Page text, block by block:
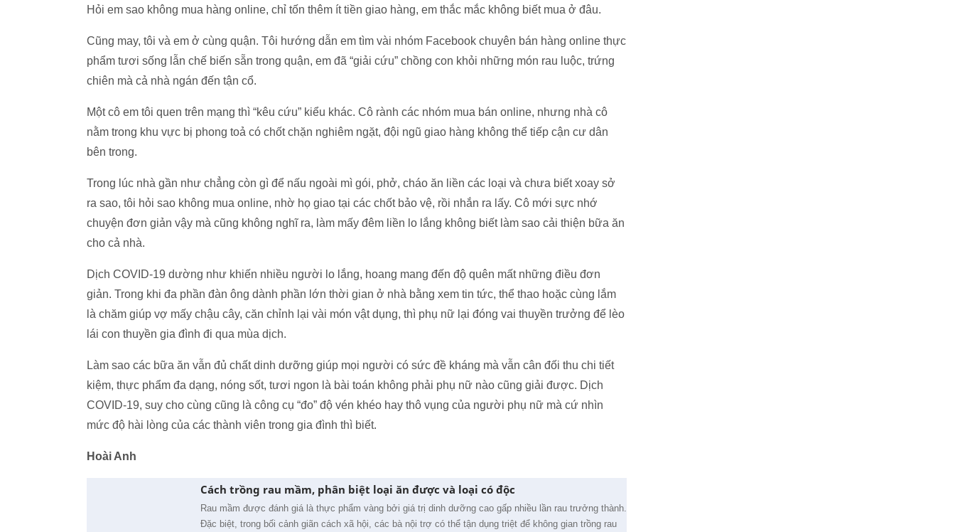
Hỏi em sao không mua hàng online, chỉ tốn thêm ít tiền giao hàng, em thắc mắc không biết mua ở đâu.
Cũng may, tôi và em ở cùng quận. Tôi hướng dẫn em tìm vài nhóm Facebook chuyên bán hàng online thực
phẩm tươi sống lẫn chế biến sẵn trong quận, em đã “giải cứu” chồng con khỏi những món rau luộc, trứng
chiên mà cả nhà ngán đến tận cổ.
Một cô em tôi quen trên mạng thì “kêu cứu” kiểu khác. Cô rành các nhóm mua bán online, nhưng nhà cô
nằm trong khu vực bị phong toả có chốt chặn nghiêm ngặt, đội ngũ giao hàng không thể tiếp cận cư dân
bên trong.
Trong lúc nhà gần như chẳng còn gì để nấu ngoài mì gói, phở, cháo ăn liền các loại và chưa biết xoay sở
ra sao, tôi hỏi sao không mua online, nhờ họ giao tại các chốt bảo vệ, rồi nhắn ra lấy. Cô mới sực nhớ
chuyện đơn giản vậy mà cũng không nghĩ ra, làm mấy đêm liền lo lắng không biết làm sao cải thiện bữa ăn
cho cả nhà.
Dịch COVID-19 dường như khiến nhiều người lo lắng, hoang mang đến độ quên mất những điều đơn
giản. Trong khi đa phần đàn ông dành phần lớn thời gian ở nhà bằng xem tin tức, thể thao hoặc cùng lắm
là chăm giúp vợ mấy chậu cây, căn chỉnh lại vài món vật dụng, thì phụ nữ lại đóng vai thuyền trưởng để lèo
lái con thuyền gia đình đi qua mùa dịch.
Làm sao các bữa ăn vẫn đủ chất dinh dưỡng giúp mọi người có sức đề kháng mà vẫn cân đối thu chi tiết
kiệm, thực phẩm đa dạng, nóng sốt, tươi ngon là bài toán không phải phụ nữ nào cũng giải được. Dịch
COVID-19, suy cho cùng cũng là công cụ “đo” độ vén khéo hay thô vụng của người phụ nữ mà cứ nhìn
mức độ hài lòng của các thành viên trong gia đình thì biết.
Hoài Anh
Cách trồng rau mầm, phân biệt loại ăn được và loại có độc
Rau mầm được đánh giá là thực phẩm vàng bởi giá trị dinh dưỡng cao gấp nhiều lần rau trưởng thành.
Đặc biệt, trong bối cảnh giãn cách xã hội, các bà nội trợ có thể tận dụng triệt để không gian trồng rau